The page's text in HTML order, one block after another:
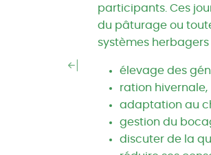
participants. Ces
du pâturage ou
systèmes herbagers
élevage des
ration hivernale,
adaptation au
gestion du
discuter de la